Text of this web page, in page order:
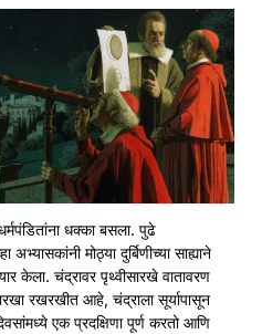
धक्का बसला. पुढे
मोठ्या दुर्बिणीच्या साह्याने
केला. चंद्रावर पृथ्वीसारखे वातावरण
रखरखीत आहे, चंद्राला सूर्यापासून
एक प्रदक्षिणा पूर्ण करतो आणि